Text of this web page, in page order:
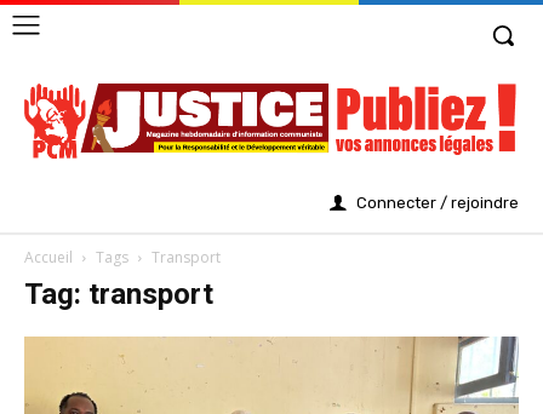
Connecter / rejoindre
Accueil Tags Transport
Tag: transport